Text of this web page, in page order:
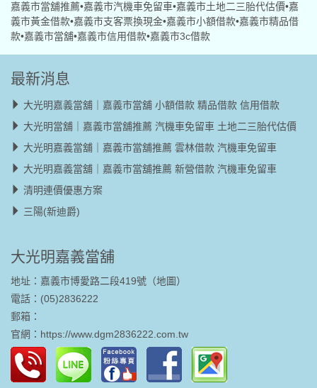
嘉義市當舖推薦•嘉義市汽機車免留車•嘉義市土地二三胎代估價•嘉
義市黃金借款•嘉義市支客票換現金•嘉義市小額借款•嘉義市精品借
款•嘉義市當舖•嘉義市信用借款•嘉義市3c借款
最新消息
大光明嘉義當舖｜嘉義市當舖 小額借款 精品借款 信用借款
大光明當舖｜嘉義市當舖推薦 汽機車免留車 土地二三胎代估價
大光明嘉義當舖｜嘉義市當舖推薦 雲林借款 汽機車免留車
大光明嘉義當舖｜嘉義市當舖推薦 新營借款 汽機車免留車
清明連價優惠方案
三陽(新迪爵)
大光明嘉義當舖
地址：嘉義市博愛路二段419號（地圖）
電話：(05)2836222
郵箱：
官網： https://www.dgm2836222.com.tw